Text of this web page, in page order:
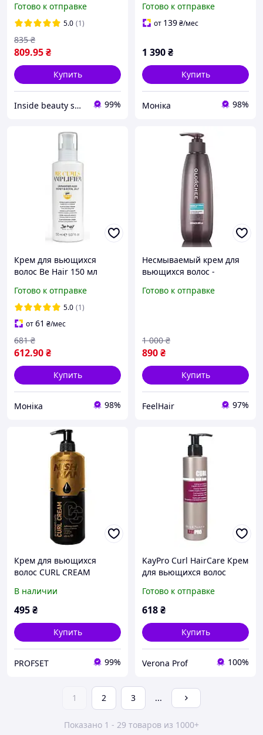
Готово к отправке
5.0 (1)
809.95₴
835 ₴
Купить
Inside beauty shop 99%
Cream 480 мл
Готово к отправке
от 139₴/мес
1 390₴
Купить
Моніка 98%
Крем для вьющихся
волос Be Hair 150 мл
Готово к отправке
5.0 (1)
от61 ₴/мес
612.90₴
681 ₴
Купить
Моніка 98%
Несмываемый крем для
вьющихся волос -
Creme, 280 мл
Готово к отправке
890₴
1 000 ₴
Купить
FeelHair 97%
Крем для вьющихся
волос CURL CREAM
В наличии
495₴
Купить
PROFSET 99%
KayPro Curl HairCare Крем
для вьющихся волос
Готово к отправке
618₴
Купить
Verona Prof 100%
1 2 3 ...
Показано 1 - 29 товаров из 1000+